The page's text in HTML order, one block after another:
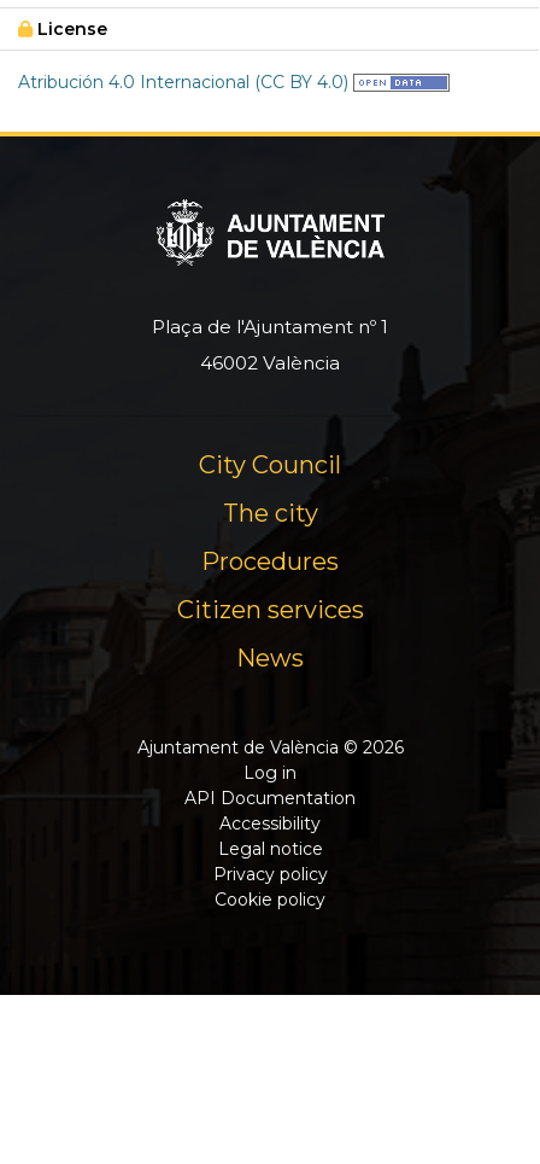
License
Atribución 4.0 Internacional (CC BY 4.0)
Plaça de l'Ajuntament nº 1
46002 València
City Council
The city
Procedures
Citizen services
News
Ajuntament de València © 2026
Log in
API Documentation
Accessibility
Legal notice
Privacy policy
Cookie policy